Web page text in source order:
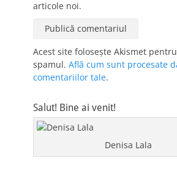
articole noi.
Acest site folosește Akismet
spamul. Află cum sunt procesate
comentariilor tale.
Salut! Bine ai venit!
Denisa Lala